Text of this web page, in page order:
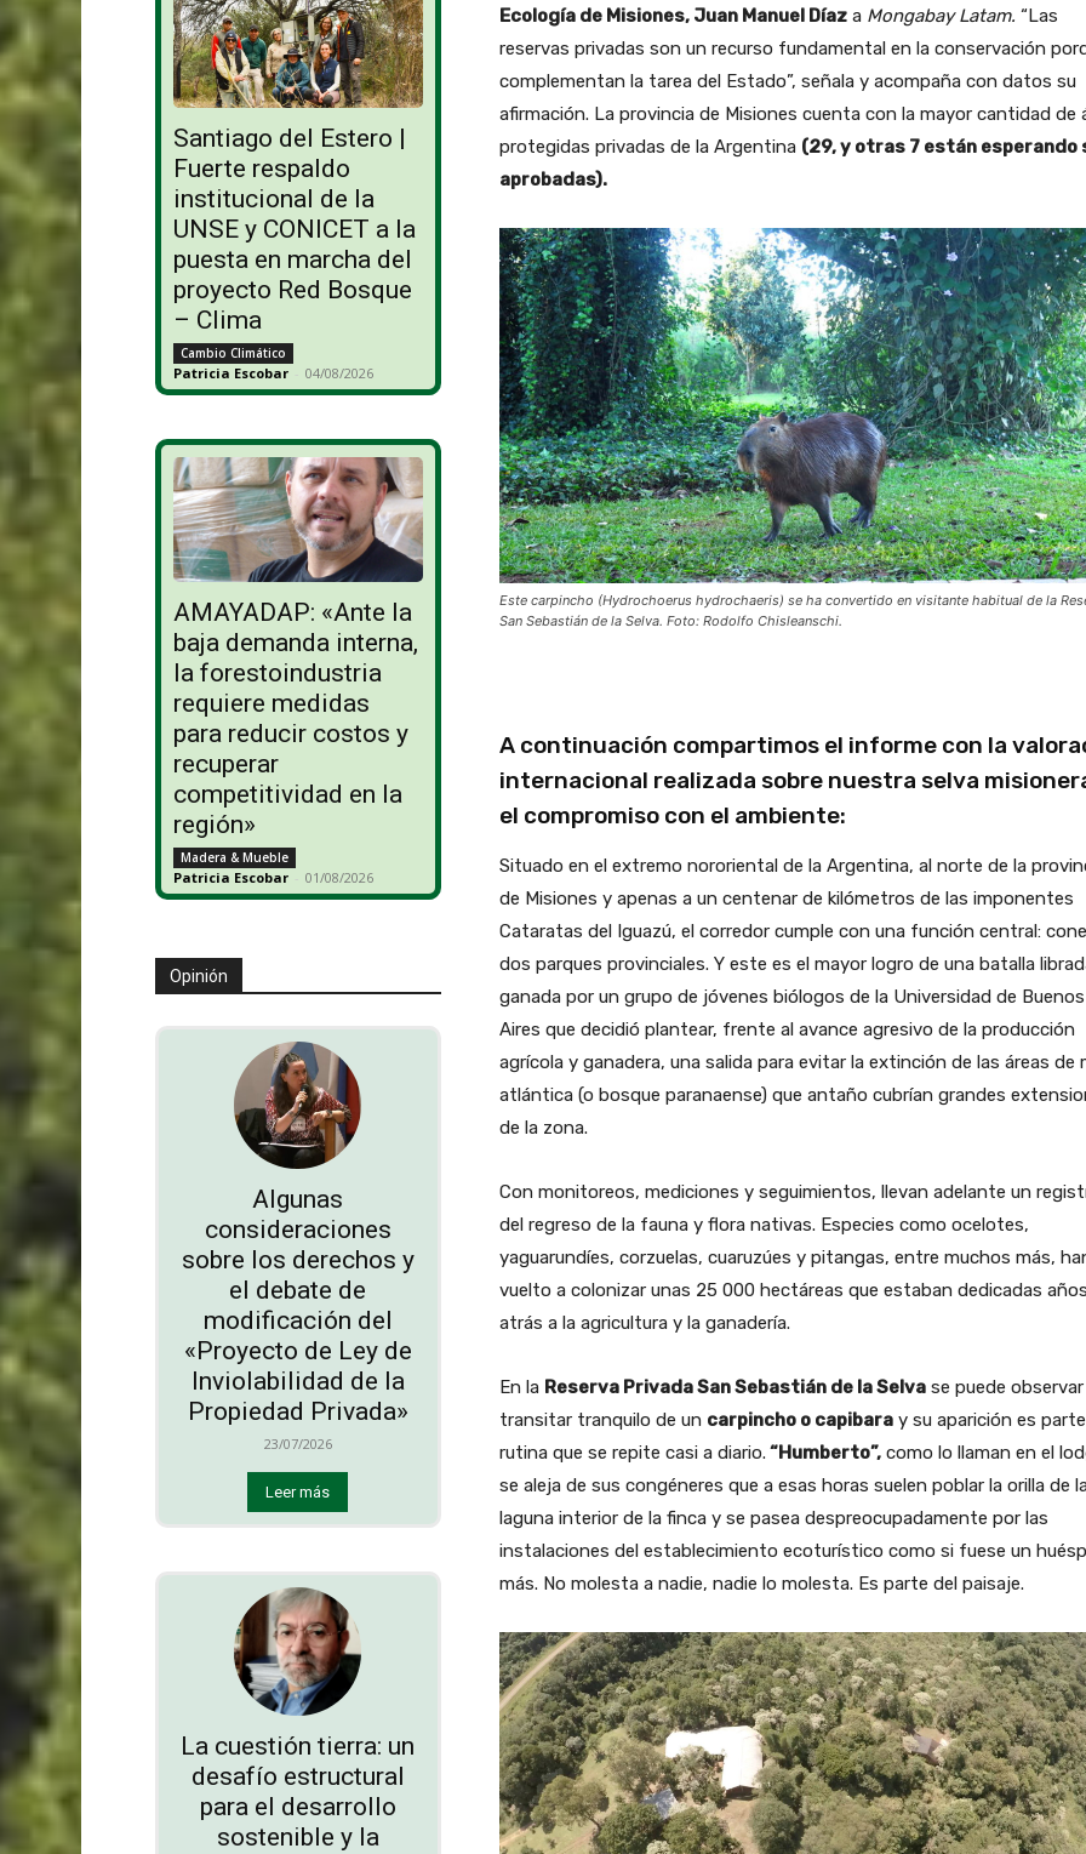
Santiago del Estero |
Fuerte respaldo
institucional de la
UNSE y CONICET a la
puesta en marcha del
proyecto Red Bosque
– Clima
Cambio Climático
Patricia Escobar - 04/08/2026
AMAYADAP: «Ante la
baja demanda interna,
la forestoindustria
requiere medidas
para reducir costos y
recuperar
competitividad en la
región»
Madera & Mueble
Patricia Escobar - 01/08/2026
Opinión
Algunas
consideraciones
sobre los derechos y
el debate de
modificación del
«Proyecto de Ley de
Inviolabilidad de la
Propiedad Privada»
23/07/2026
Leer más
La cuestión tierra: un
desafío estructural
para el desarrollo
sostenible y la
Ecología de Misiones, Juan Manuel DíazaMongabay Latam. “Las
reservas privadas son un recurso fundamental en la conservación
complementan la tarea del Estado”, señala y acompaña con datos su
afirmación. La provincia de Misiones cuenta con la mayor cantidad de
protegidas privadas de la Argentina (29, y otras 7 están esperando
aprobadas).
Este carpincho (Hydrochoerus hydrochaeris) se ha convertido en visitante habitual de la
San Sebastián de la Selva. Foto: Rodolfo Chisleanschi.
A continuación compartimos el informe con la
internacional realizada sobre nuestra selva
el compromiso con el ambiente:
Situado en el extremo nororiental de la Argentina, al norte de la
de Misiones y apenas a un centenar de kilómetros de las imponentes
Cataratas del Iguazú, el corredor cumple con una función central:
dos parques provinciales. Y este es el mayor logro de una batalla
ganada por un grupo de jóvenes biólogos de la Universidad de Buenos
Aires que decidió plantear, frente al avance agresivo de la producción
agrícola y ganadera, una salida para evitar la extinción de las áreas de
atlántica (o bosque paranaense) que antaño cubrían grandes
de la zona.
Con monitoreos, mediciones y seguimientos, llevan adelante un
del regreso de la fauna y flora nativas. Especies como ocelotes,
yaguarundíes, corzuelas, cuaruzúes y pitangas, entre muchos más,
vuelto a colonizar unas 25 000 hectáreas que estaban dedicadas
atrás a la agricultura y la ganadería.
En la Reserva Privada San Sebastián de la Selvase puede observar
transitar tranquilo de un carpincho o capibaray su aparición es
rutina que se repite casi a diario. “Humberto”,como lo llaman en el
se aleja de sus congéneres que a esas horas suelen poblar la orilla de
laguna interior de la finca y se pasea despreocupadamente por las
instalaciones del establecimiento ecoturístico como si fuese un
más. No molesta a nadie, nadie lo molesta. Es parte del paisaje.